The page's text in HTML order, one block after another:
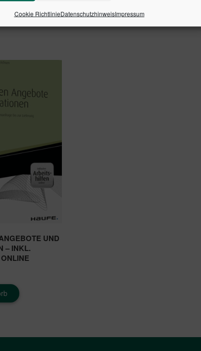
Cookie RichtlinieDatenschutzhinweisImpressum
UND
– INKL.